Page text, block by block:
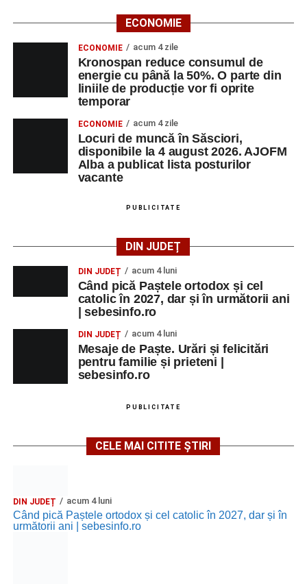
ECONOMIE
ECONOMIE acum 4 zile
Kronospan reduce consumul de
energie cu până la 50%. O parte din
liniile de producție vor fi oprite
temporar
ECONOMIE acum 4 zile
Locuri de muncă în Săsciori,
disponibile la 4 august 2026. AJOFM
Alba a publicat lista posturilor
vacante
PUBLICITATE
DIN JUDEȚ
DIN JUDEȚ acum 4 luni
Când pică Paștele ortodox și cel
catolic în 2027, dar și în următorii ani
| sebesinfo.ro
DIN JUDEȚ acum 4 luni
Mesaje de Paște. Urări și felicitări
pentru familie și prieteni |
sebesinfo.ro
PUBLICITATE
CELE MAI CITITE ȘTIRI
DIN JUDEȚ acum 4 luni
Când pică Paștele ortodox și cel catolic în 2027, dar și în
următorii ani | sebesinfo.ro